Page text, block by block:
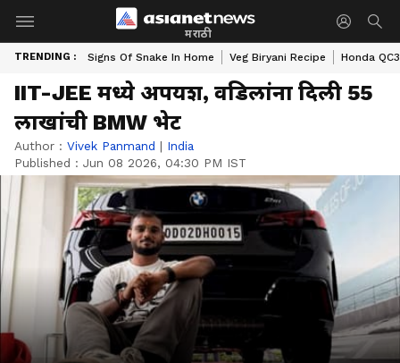
मराठी
TRENDING : Signs Of Snake In Home Veg Biryani Recipe Honda
IIT-JEE मध्ये अपयश, वडिलांना दिली 55
लाखांची BMW भेट
Author : Vivek Panmand | India
Published : Jun 08 2026, 04:30 PM IST